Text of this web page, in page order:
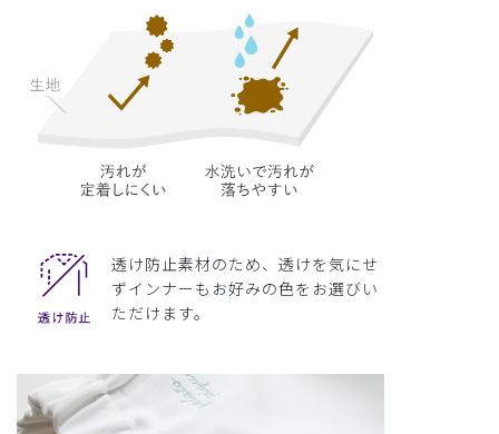
透け防止素材のため、透けを気にせ
ずインナーもお好みの色をお選びい
ただけます。